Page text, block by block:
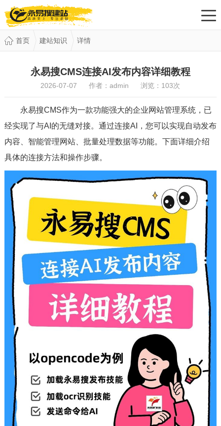
首页 建站知识 详情
永易搜CMS连接AI发布内容详细教程
2026-07-07 作者：admin 浏览： 103次
永易搜CMS作为一款功能强大的企业网站管理系统，已
经实现了与AI的无缝对接。通过连接AI，您可以实现自动发布
内容、智能管理网站、批量处理数据等功能。下面详细介绍
具体的连接方法和操作步骤。